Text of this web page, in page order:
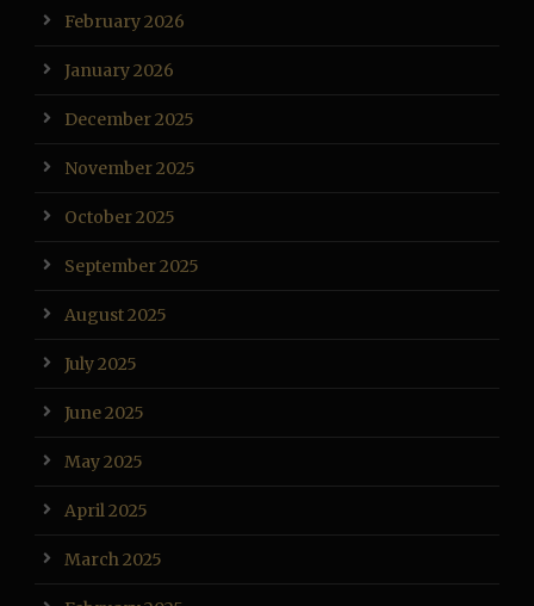
February 2026
January 2026
December 2025
November 2025
October 2025
September 2025
August 2025
July 2025
June 2025
May 2025
April 2025
March 2025